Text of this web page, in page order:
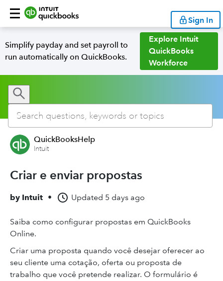
Sign In
Simplify payday and set payroll to
run automatically on QuickBooks.
Explore Intuit
QuickBooks
Workforce
QuickBooksHelp
Intuit
Criar e enviar propostas
by Intuit • Updated 5 days ago
Saiba como configurar propostas em QuickBooks
Online.
Criar uma proposta quando você desejar oferecer ao
seu cliente uma cotação, oferta ou proposta de
trabalho que você pretende realizar. O formulário é